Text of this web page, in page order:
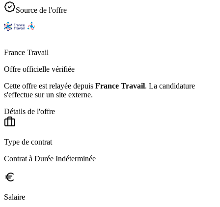
Source de l'offre
France Travail
Offre officielle vérifiée
Cette offre est relayée depuis France Travail. La candidature
s'effectue sur un site externe.
Détails de l'offre
Type de contrat
Contrat à Durée Indéterminée
Salaire